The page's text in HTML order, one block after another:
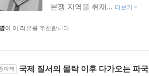
학자나 관찰자의 임무가 꼭 세상을 개선할
때문이다. 언론인이나 분석가는 몇 십 년
분쟁 지역을 취재... 더보기
이 이 리뷰를 추천합니다.
이책 국제 질서의 몰락 이후 다가오는 파